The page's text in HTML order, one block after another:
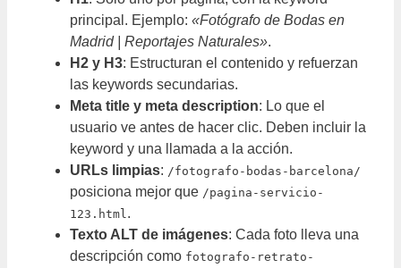
principal. Ejemplo: «Fotógrafo de Bodas en
Madrid | Reportajes Naturales».
H2 y H3: Estructuran el contenido y refuerzan
las keywords secundarias.
Meta title y meta description: Lo que el
usuario ve antes de hacer clic. Deben incluir la
keyword y una llamada a la acción.
URLs limpias: /fotografo-bodas-barcelona/
posiciona mejor que /pagina-servicio-
123.html .
Texto ALT de imágenes: Cada foto lleva una
descripción como fotografo-retrato-